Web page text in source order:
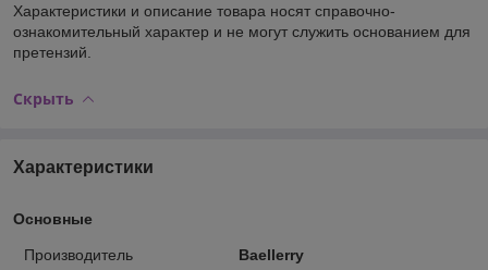
Характеристики и описание товара носят справочно-
ознакомительный характер и не могут служить основанием для
претензий.
Скрыть
Характеристики
Основные
Производитель
Baellerry